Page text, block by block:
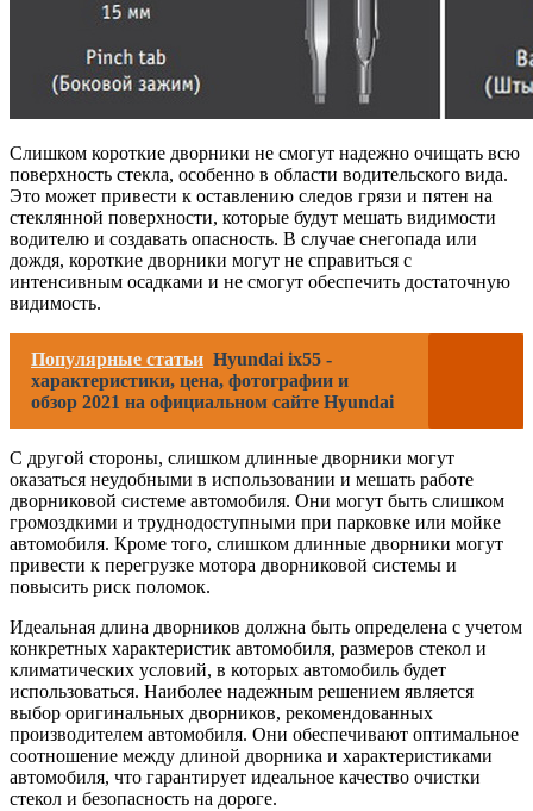
Слишком короткие дворники не смогут надежно очищать всю
поверхность стекла, особенно в области водительского вида.
Это может привести к оставлению следов грязи и пятен на
стеклянной поверхности, которые будут мешать видимости
водителю и создавать опасность. В случае снегопада или
дождя, короткие дворники могут не справиться с
интенсивным осадками и не смогут обеспечить достаточную
видимость.
Популярные статьи Hyundai ix55 -
характеристики, цена, фотографии и
обзор 2021 на официальном сайте Hyundai
С другой стороны, слишком длинные дворники могут
оказаться неудобными в использовании и мешать работе
дворниковой системе автомобиля. Они могут быть слишком
громоздкими и труднодоступными при парковке или мойке
автомобиля. Кроме того, слишком длинные дворники могут
привести к перегрузке мотора дворниковой системы и
повысить риск поломок.
Идеальная длина дворников должна быть определена с учетом
конкретных характеристик автомобиля, размеров стекол и
климатических условий, в которых автомобиль будет
использоваться. Наиболее надежным решением является
выбор оригинальных дворников, рекомендованных
производителем автомобиля. Они обеспечивают оптимальное
соотношение между длиной дворника и характеристиками
автомобиля, что гарантирует идеальное качество очистки
стекол и безопасность на дороге.